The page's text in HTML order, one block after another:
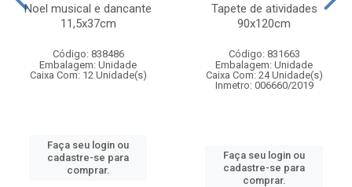
Noel musical e dancante
11,5x37cm
Código: 838486
Embalagem: Unidade
Caixa Com: 12 Unidade(s)
Faça seu login ou
cadastre-se para
comprar.
Tapete de atividades
90x120cm
Código: 831663
Embalagem: Unidade
Caixa Com: 24 Unidade(s)
Inmetro: 006660/2019
Faça seu login ou
cadastre-se para
comprar.